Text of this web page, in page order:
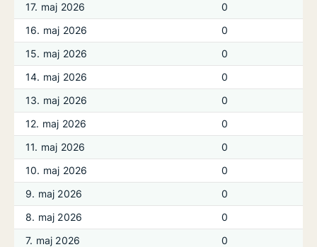
17. maj 2026
0
16. maj 2026
0
15. maj 2026
0
14. maj 2026
0
13. maj 2026
0
12. maj 2026
0
11. maj 2026
0
10. maj 2026
0
9. maj 2026
0
8. maj 2026
0
7. maj 2026
0